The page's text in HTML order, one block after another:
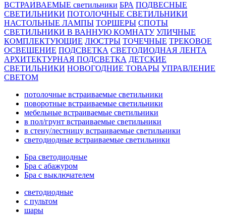
ВСТРАИВАЕМЫЕ светильники БРА ПОДВЕСНЫЕ
СВЕТИЛЬНИКИ ПОТОЛОЧНЫЕ СВЕТИЛЬНИКИ
НАСТОЛЬНЫЕ ЛАМПЫ ТОРШЕРЫ СПОТЫ
СВЕТИЛЬНИКИ В ВАННУЮ КОМНАТУ УЛИЧНЫЕ
КОМПЛЕКТУЮЩИЕ ЛЮСТРЫ ТОЧЕЧНЫЕ ТРЕКОВОЕ
ОСВЕЩЕНИЕ ПОДСВЕТКА СВЕТОДИОДНАЯ ЛЕНТА
АРХИТЕКТУРНАЯ ПОДСВЕТКА ДЕТСКИЕ
СВЕТИЛЬНИКИ НОВОГОДНИЕ ТОВАРЫ УПРАВЛЕНИЕ
СВЕТОМ
потолочные встраиваемые светильники
поворотные встраиваемые светильники
мебельные встраиваемые светильники
в пол/грунт встраиваемые светильники
в стену/лестницу встраиваемые светильники
светодиодные встраиваемые светильники
Бра светодиодные
Бра с абажуром
Бра с выключателем
светодиодные
с пультом
шары